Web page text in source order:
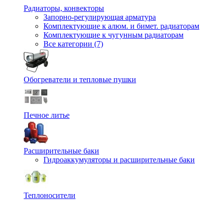
Радиаторы, конвекторы
Запорно-регулирующая арматура
Комплектующие к алюм. и бимет. радиаторам
Комплектующие к чугунным радиаторам
Все категории (7)
Обогреватели и тепловые пушки
Печное литье
Расширительные баки
Гидроаккумуляторы и расширительные баки
Теплоносители